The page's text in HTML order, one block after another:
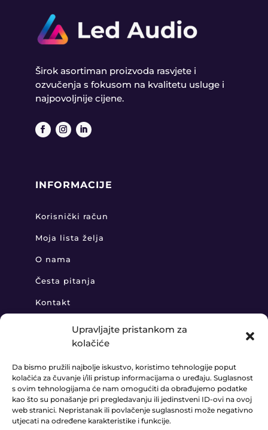
Upravljajte pristankom za
kolačiće
Da bismo pružili najbolje iskustvo, koristimo tehnologije poput
kolačića za čuvanje i/ili pristup informacijama o uređaju. Suglasnost
s ovim tehnologijama će nam omogućiti da obrađujemo podatke
kao što su ponašanje pri pregledavanju ili jedinstveni ID-ovi na ovoj
web stranici. Nepristanak ili povlačenje suglasnosti može negativno
utjecati na određene karakteristike i funkcije.
Širok asortiman proizvoda rasvjete i
ozvučenja s fokusom na kvalitetu usluge i
najpovoljnije cijene.
INFORMACIJE
Korisnički račun
Moja lista želja
O nama
Česta pitanja
Kontakt
 +385 91 888 6406
 prodaja@ledaudio.hr